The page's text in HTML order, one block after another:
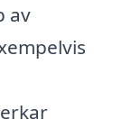
av